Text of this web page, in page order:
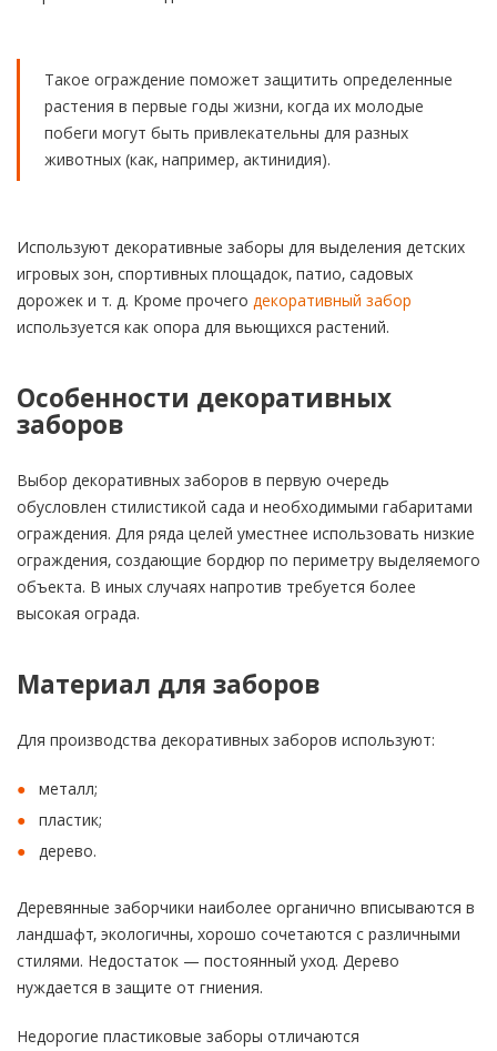
Такое ограждение поможет защитить определенные
растения в первые годы жизни, когда их молодые
побеги могут быть привлекательны для разных
животных (как, например, актинидия).
Используют декоративные заборы для выделения детских
игровых зон, спортивных площадок, патио, садовых
дорожек и т. д. Кроме прочего декоративный забор
используется как опора для вьющихся растений.
Особенности декоративных
заборов
Выбор декоративных заборов в первую очередь
обусловлен стилистикой сада и необходимыми габаритами
ограждения. Для ряда целей уместнее использовать низкие
ограждения, создающие бордюр по периметру выделяемого
объекта. В иных случаях напротив требуется более
высокая ограда.
Материал для заборов
Для производства декоративных заборов используют:
металл;
пластик;
дерево.
Деревянные заборчики наиболее органично вписываются в
ландшафт, экологичны, хорошо сочетаются с различными
стилями. Недостаток — постоянный уход. Дерево
нуждается в защите от гниения.
Недорогие пластиковые заборы отличаются